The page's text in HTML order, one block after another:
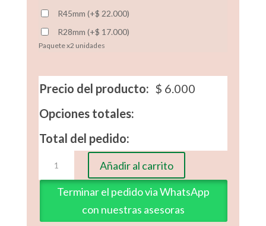
R45mm (+$ 22.000)
R28mm (+$ 17.000)
Paquete x2 unidades
Precio del producto: $ 6.000
Opciones totales:
Total del pedido:
Acuarela
cantidad
Añadir al carrito
Terminar el pedido via WhatsApp
con nuestras asesoras